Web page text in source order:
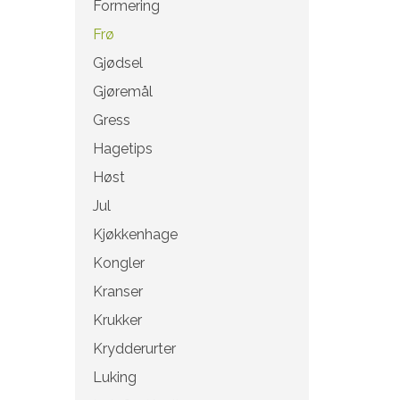
Formering
Frø
Gjødsel
Gjøremål
Gress
Hagetips
Høst
Jul
Kjøkkenhage
Kongler
Kranser
Krukker
Krydderurter
Luking